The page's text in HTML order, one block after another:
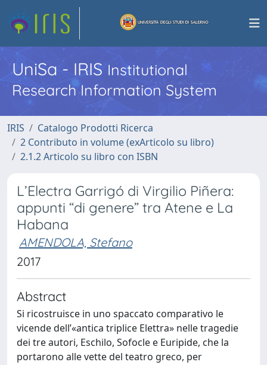
UniSa - IRISInstitutional
Research Information System
IRIS
Catalogo Prodotti Ricerca
2 Contributo in volume (exArticolo su libro)
2.1.2 Articolo su libro con ISBN
L’Electra Garrigó di Virgilio Piñera:
appunti “di genere” tra Atene e La
Habana
AMENDOLA, Stefano
2017
Abstract
Si ricostruisce in uno spaccato comparativo le
vicende dell’«antica triplice Elettra» nelle tragedie
dei tre autori, Eschilo, Sofocle e Euripide, che la
portarono alle vette del teatro greco, per